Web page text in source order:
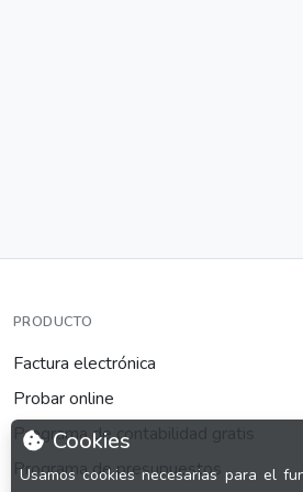
Cookies
Usamos cookies necesarias para el
PRODUCTO
Factura electrónica
Probar online
Programa de contabilidad gratis
Programa de presupuestos